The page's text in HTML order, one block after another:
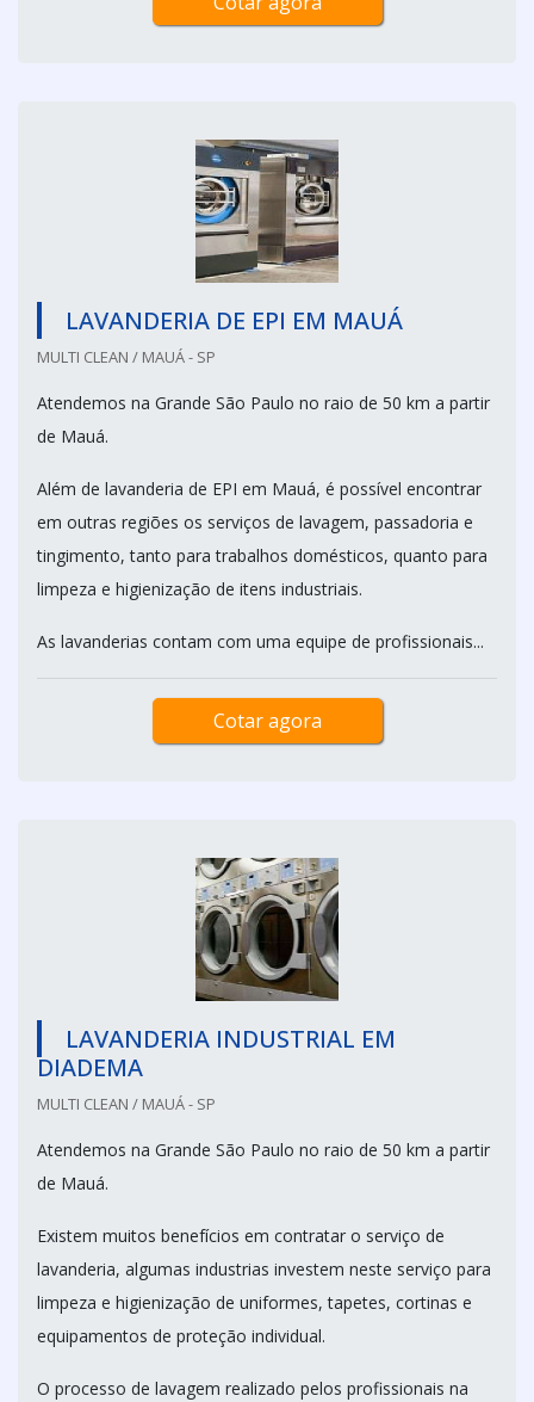
LAVANDERIA DE EPI EM MAUÁ
MULTI CLEAN / MAUÁ - SP
Atendemos na Grande São Paulo no raio de 50 km a partir
de Mauá.
Além de lavanderia de EPI em Mauá, é possível encontrar
em outras regiões os serviços de lavagem, passadoria e
tingimento, tanto para trabalhos domésticos, quanto para
limpeza e higienização de itens industriais.
As lavanderias contam com uma equipe de profissionais...
Cotar agora
LAVANDERIA INDUSTRIAL EM
DIADEMA
MULTI CLEAN / MAUÁ - SP
Atendemos na Grande São Paulo no raio de 50 km a partir
de Mauá.
Existem muitos benefícios em contratar o serviço de
lavanderia, algumas industrias investem neste serviço para
limpeza e higienização de uniformes, tapetes, cortinas e
equipamentos de proteção individual.
O processo de lavagem realizado pelos profissionais na